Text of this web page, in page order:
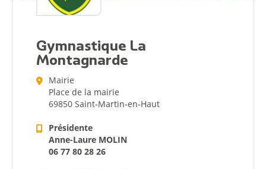
Gymnastique La
Montagnarde
Mairie
Place de la mairie
69850 Saint-Martin-en-Haut
Présidente
Anne-Laure MOLIN
06 77 80 28 26